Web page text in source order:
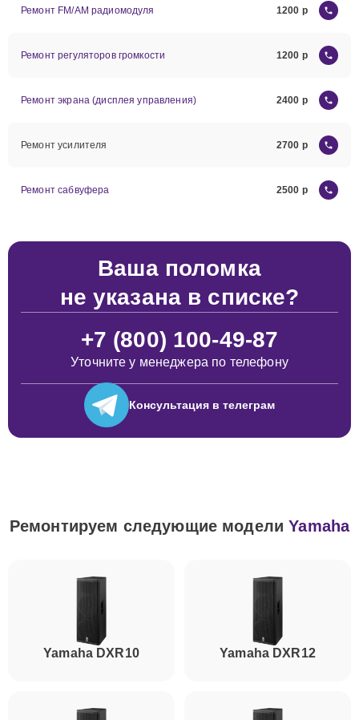
Ремонт FM/AM радиомодуля 1200
Ремонт регуляторов громкости 1200
Ремонт экрана (дисплея управления) 2400
Ремонт усилителя 2700
Ремонт сабвуфера 2500
Ваша поломка
не указана в списке?
+7 (800) 100-49-87
Уточните у менеджера по телефону
Консультация в телеграм
Ремонтируем следующие моделиYamaha
Yamaha DXR10 Yamaha DXR12